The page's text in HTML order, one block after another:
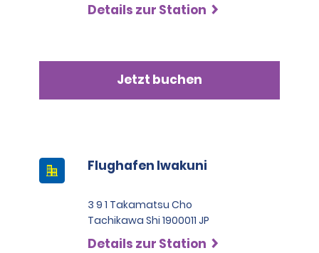
Details zur Station
Jetzt buchen
Flughafen Iwakuni
3 9 1 Takamatsu Cho
Tachikawa Shi 1900011 JP
Details zur Station